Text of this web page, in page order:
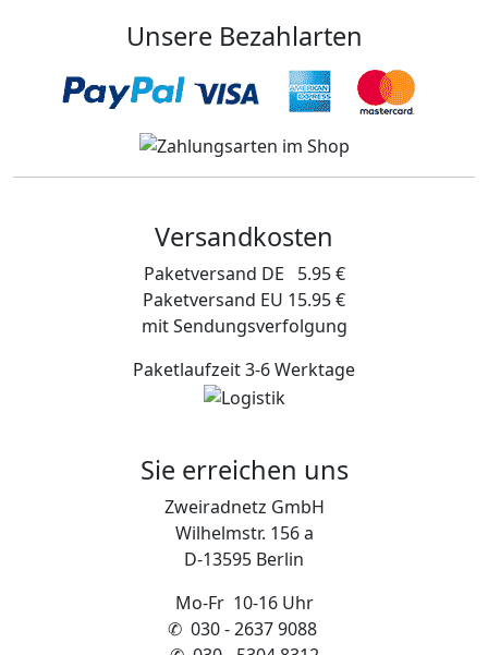
Unsere Bezahlarten
Versandkosten
Paketversand DE 5.95 €
Paketversand EU 15.95 €
mit Sendungsverfolgung
Paketlaufzeit 3-6 Werktage
Sie erreichen uns
Zweiradnetz GmbH
Wilhelmstr. 156 a
D-13595 Berlin
Mo-Fr 10-16 Uhr
✆ 030 - 2637 9088